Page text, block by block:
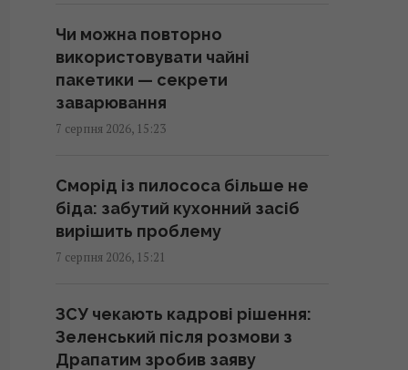
У 1984 році Британія навмисно
врізала поїзд у ядерний
контейнер: навіщо це зробили
15:22 п'ятниця, 07 серпня 2026
Android 17 стане останнім
оновленням для цих Samsung –
серед них може бути ваш
15:19 п'ятниця, 07 серпня 2026
Навроцький заявив про
підтримку української армії, але
згадав про "прапори Бандери"
Чи можна повторно
використовувати чайні
пакетики — секрети
заварювання
7 серпня 2026, 15:23
Сморід із пилососа більше не
біда: забутий кухонний засіб
вирішить проблему
7 серпня 2026, 15:21
ЗСУ чекають кадрові рішення:
Зеленський після розмови з
Драпатим зробив заяву